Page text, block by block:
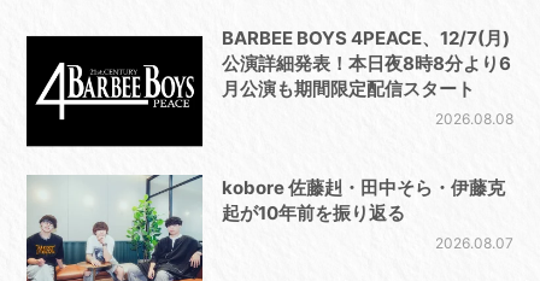
BARBEE BOYS 4PEACE、12/7(月)
公演詳細発表！本日夜8時8分より6
月公演も期間限定配信スタート
2026.08.08
kobore 佐藤赳・田中そら・伊藤克
起が10年前を振り返る
2026.08.07